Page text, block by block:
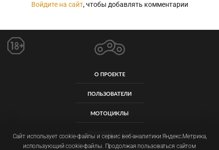
Войдите на сайт, чтобы добавлять комментарии
О ПРОЕКТЕ
ПОЛЬЗОВАТЕЛИ
МОТОЦИКЛЫ
ПРАВИЛА САЙТА
Сайт использует cookie-файлы и сервис веб-аналитики Яндекс.Метрика,
использующий cookie-файлы. Продолжая пользоваться сайтом